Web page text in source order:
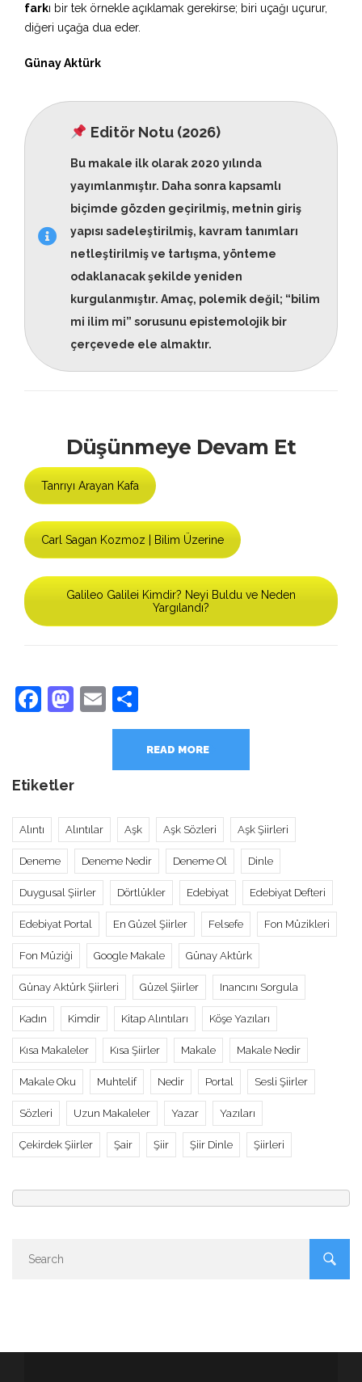
farkı bir tek örnekle açıklamak gerekirse; biri uçağı uçurur,
diğeri uçağa dua eder.
Günay Aktürk
Editör Notu (2026)
Bu makale ilk olarak 2020 yılında
yayımlanmıştır. Daha sonra kapsamlı
biçimde gözden geçirilmiş, metnin giriş
yapısı sadeleştirilmiş, kavram tanımları
netleştirilmiş ve tartışma, yönteme
odaklanacak şekilde yeniden
kurgulanmıştır. Amaç, polemik değil; “bilim
mi ilim mi” sorusunu epistemolojik bir
çerçevede ele almaktır.
Düşünmeye Devam Et
Tanrıyı Arayan Kafa
Carl Sagan Kozmoz | Bilim Üzerine
Galileo Galilei Kimdir? Neyi Buldu ve Neden
Yargılandı?
Facebook
Mastodon
Email
READ MORE
Etiketler
Alıntı Alıntılar Aşk Aşk Sözleri Aşk Şiirleri
Deneme Deneme Nedir Deneme Ol Dinle
Duygusal Şiirler Dörtlükler Edebiyat Edebiyat Defteri
Edebiyat Portal En Güzel Şiirler Felsefe Fon Müzikleri
Fon Müziği Google Makale Günay Aktürk
Günay Aktürk Şiirleri Güzel Şiirler Inancını Sorgula
Kadın Kimdir Kitap Alıntıları Köşe Yazıları
Kısa Makaleler Kısa Şiirler Makale Makale Nedir
Makale Oku Muhtelif Nedir Portal Sesli Şiirler
Sözleri Uzun Makaleler Yazar Yazıları
Çekirdek Şiirler Şair Şiir Şiir Dinle Şiirleri